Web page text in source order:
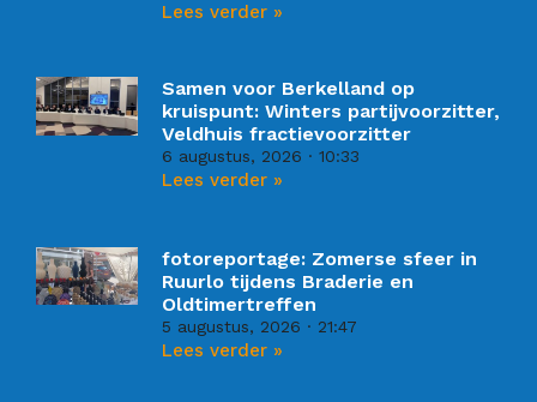
Lees verder »
Samen voor Berkelland op
kruispunt: Winters partijvoorzitter,
Veldhuis fractievoorzitter
6 augustus, 2026 10:33
Lees verder »
fotoreportage: Zomerse sfeer in
Ruurlo tijdens Braderie en
Oldtimertreffen
5 augustus, 2026 21:47
Lees verder »